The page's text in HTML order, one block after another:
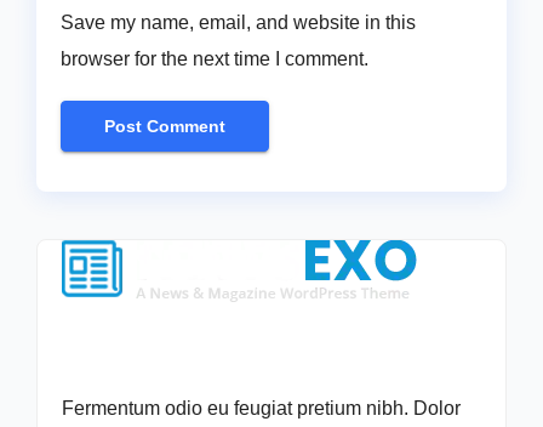
Save my name, email, and website in this
browser for the next time I comment.
Fermentum odio eu feugiat pretium nibh. Dolor